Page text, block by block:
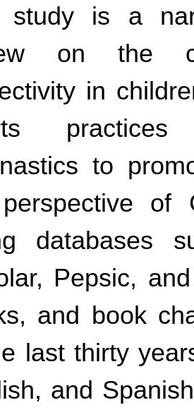
study is a
on the
in
to
of
databases
Pepsic,
and book
last thirty
and